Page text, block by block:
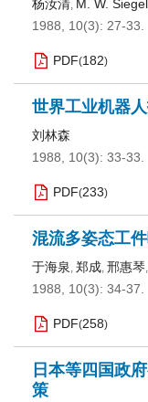
杨汝清, M. W. Siegel
1988, 10(3): 27-33.
PDF(182)
世界工业机器
刘林森
1988, 10(3): 33-33.
PDF(233)
混流多姿态工
于海泉 , 郑成, 邢惠琴,
1988, 10(3): 34-37.
PDF(258)
日本等四国政
策